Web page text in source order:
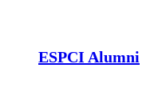
ESPCI Alumni